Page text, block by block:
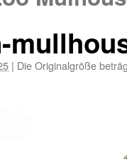
| Die Originalgröße